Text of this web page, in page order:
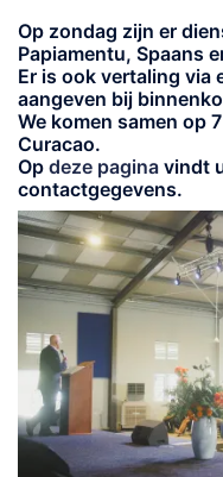
Op zondag zijn er
Papiamentu, Spaans
Er is ook vertaling via
aangeven bij
We komen samen op
Curacao.
Op deze pagina vindt
contactgegevens.